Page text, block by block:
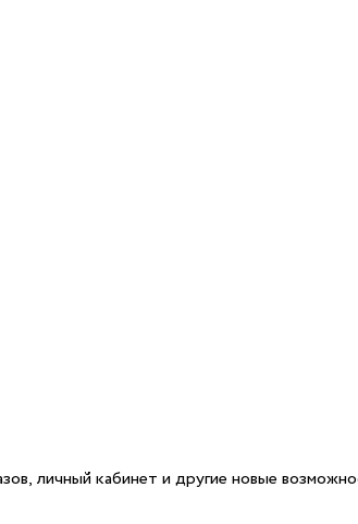
личный кабинет и другие новые